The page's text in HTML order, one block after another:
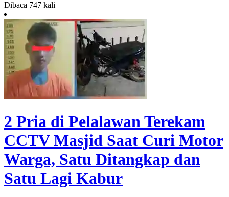
Dibaca 747 kali
2 Pria di Pelalawan Terekam
CCTV Masjid Saat Curi Motor
Warga, Satu Ditangkap dan
Satu Lagi Kabur